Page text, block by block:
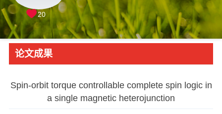
20
论文成果
Spin-orbit torque controllable complete spin logic in
a single magnetic heterojunction